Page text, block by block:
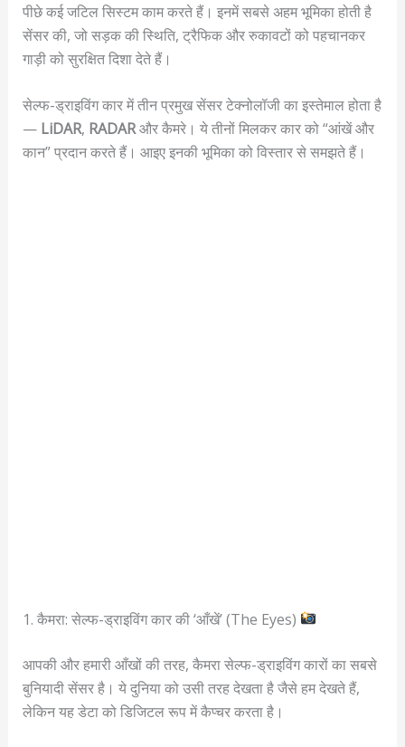
पीछे कई जटिल सिस्टम काम करते हैं। इनमें सबसे अहम भूमिका होती है
सेंसर की, जो सड़क की स्थिति, ट्रैफिक और रुकावटों को पहचानकर
गाड़ी को सुरक्षित दिशा देते हैं।
सेल्फ-ड्राइविंग कार में तीन प्रमुख सेंसर टेक्नोलॉजी का इस्तेमाल होता है
— LiDAR, RADARऔर कैमरे। ये तीनों मिलकर कार को “आंखें और
कान” प्रदान करते हैं। आइए इनकी भूमिका को विस्तार से समझते हैं।
1. कैमरा: सेल्फ-ड्राइविंग कार की ‘आँखें’ (The Eyes)
आपकी और हमारी आँखों की तरह, कैमरा सेल्फ-ड्राइविंग कारों का सबसे
बुनियादी सेंसर है। ये दुनिया को उसी तरह देखता है जैसे हम देखते हैं,
लेकिन यह डेटा को डिजिटल रूप में कैप्चर करता है।